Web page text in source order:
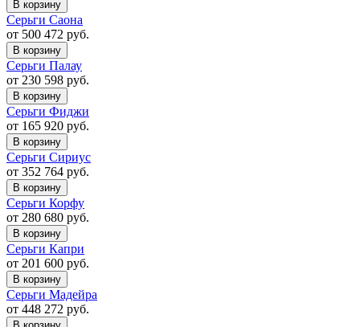
В корзину
Серьги Саона
от 500 472 руб.
В корзину
Серьги Палау
от 230 598 руб.
В корзину
Серьги Фиджи
от 165 920 руб.
В корзину
Серьги Сириус
от 352 764 руб.
В корзину
Серьги Корфу
от 280 680 руб.
В корзину
Серьги Капри
от 201 600 руб.
В корзину
Серьги Мадейра
от 448 272 руб.